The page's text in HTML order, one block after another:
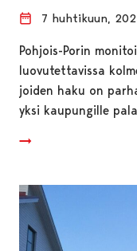
7 huhtikuun,
Pohjois-Porin
luovutettavissa
joiden haku on
yksi kaupungille